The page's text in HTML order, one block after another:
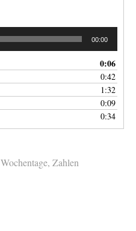
00:00
0:06
0:42
1:32
0:09
0:34
Wochentage, Zahlen